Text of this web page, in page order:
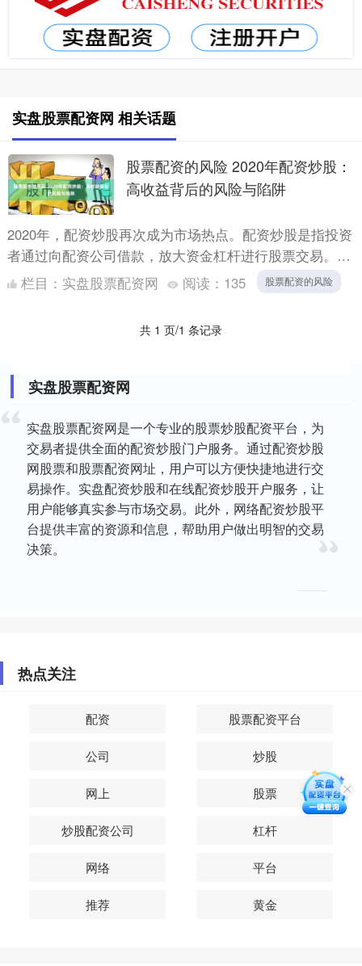
实盘股票配资网 相关话题
股票配资的风险 2020年配资炒股：
高收益背后的风险与陷阱
2020年，配资炒股再次成为市场热点。配资炒股是指投资
者通过向配资公司借款，放大资金杠杆进行股票交易。虽
然配资炒股可以带来高收益股票配资的风险，但其背后的
风险与....
栏目： 实盘股票配资网 阅读： 135 股票配资的风险
共 1 页/1 条记录
实盘股票配资网
实盘股票配资网是一个专业的股票炒股配资平台，为
交易者提供全面的配资炒股门户服务。通过配资炒股
网股票和股票配资网址，用户可以方便快捷地进行交
易操作。实盘配资炒股和在线配资炒股开户服务，让
用户能够真实参与市场交易。此外，网络配资炒股平
台提供丰富的资源和信息，帮助用户做出明智的交易
决策。
热点关注
配资 股票配资平台
公司 炒股
网上 股票
炒股配资公司 杠杆
网络 平台
推荐 黄金